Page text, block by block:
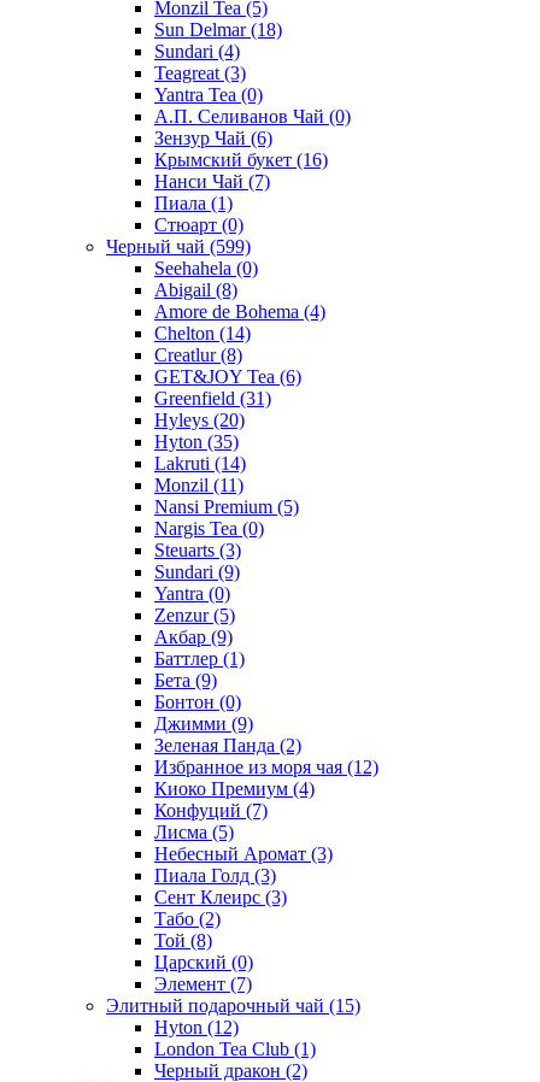
Monzil Tea (5)
Sun Delmar(18)
Sundari (4)
Teagreat (3)
Yantra Tea (0)
А.П. Селиванов Чай (0)
Зензур Чай (6)
Крымский букет (16)
Нанси Чай (7)
Пиала (1)
Стюарт (0)
Черный чай (599)
Seehahela (0)
Abigail (8)
Amore de Bohema (4)
Chelton (14)
Creatlur(8)
GET&JOY Tea (6)
Greenfield (31)
Hyleys (20)
Hyton (35)
Lakruti (14)
Monzil (11)
Nansi Premium (5)
Nargis Tea (0)
Steuarts (3)
Sundari (9)
Yantra (0)
Zenzur(5)
Акбар (9)
Баттлер (1)
Бета (9)
Бонтон (0)
Джимми (9)
Зеленая Панда (2)
Избранное из моря чая (12)
Киоко Премиум (4)
Конфуций (7)
Лисма (5)
Небесный Аромат (3)
Пиала Голд (3)
Сент Клеирс (3)
Табо (2)
Той (8)
Царский (0)
Элемент (7)
Элитный подарочный чай (15)
Hyton (12)
London Tea Club (1)
Черный дракон (2)